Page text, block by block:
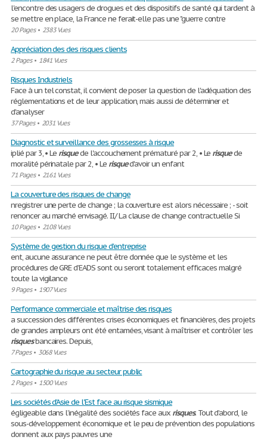
l'encontre des usagers de drogues et des dispositifs de santé qui tardent à
se mettre en place, la France ne ferait-elle pas une "guerre contre
20 Pages• 2383 Vues
Appréciation des des risques clients
2 Pages• 1841 Vues
Risques Industriels
Face à un tel constat, il convient de poser la question de l'adéquation des
réglementations et de leur application, mais aussi de déterminer et
d'analyser
37 Pages• 2031 Vues
Diagnostic et surveillance des grossesses à risque
iplié par 3, • Le risquede l'accouchement prématuré par 2, • Le risquede
moralité périnatale par 2, • Le risqued'avoir un enfant
71 Pages• 2161 Vues
La couverture des risques de change
nregistrer une perte de change ; la couverture est alors nécessaire ; - soit
renoncer au marché envisagé. II/ La clause de change contractuelle Si
10 Pages• 2108 Vues
Système de gestion du risque d'entreprise
ent, aucune assurance ne peut être donnée que le système et les
procédures de GRE d’EADS sont ou seront totalement efficaces malgré
toute la vigilance
9 Pages• 1907 Vues
Performance commerciale et maîtrise des risques
a succession des différentes crises économiques et financières, des projets
de grandes ampleurs ont été entamées, visant à maîtriser et contrôler les
risquesbancaires. Depuis,
7 Pages• 3068 Vues
Cartographie du risque au secteur public
2 Pages• 1500 Vues
Les sociétés d'Asie de l'Est face au risque sismique
égligeable dans l’inégalité des sociétés face aux risques. Tout d’abord, le
sous-développement économique et le peu de prévention des populations
donnent aux pays pauvres une